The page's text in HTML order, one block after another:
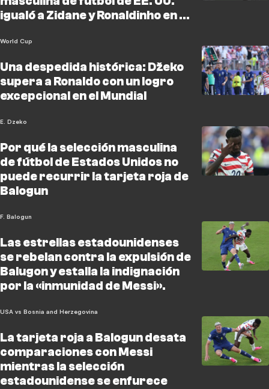
igualó a Zidane y Ronaldinho en el
World Cup
Una despedida histórica: Džeko
supera a Ronaldo con un logro
excepcional en el Mundial
E. Dzeko
Por qué la selección masculina
de fútbol de Estados Unidos no
puede recurrir la tarjeta roja de
Balogun
F. Balogun
Las estrellas estadounidenses
se rebelan contra la expulsión de
Balugon y estalla la indignación
por la «inmunidad de Messi».
USA vs Bosnia and Herzegovina
La tarjeta roja a Balogun desata
comparaciones con Messi
mientras la selección
estadounidense se enfurece